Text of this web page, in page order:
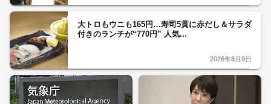
大トロもウニも165円…寿司5貫に赤だし＆サラダ
付きのランチが“770円” 人気...
2026年8月9日